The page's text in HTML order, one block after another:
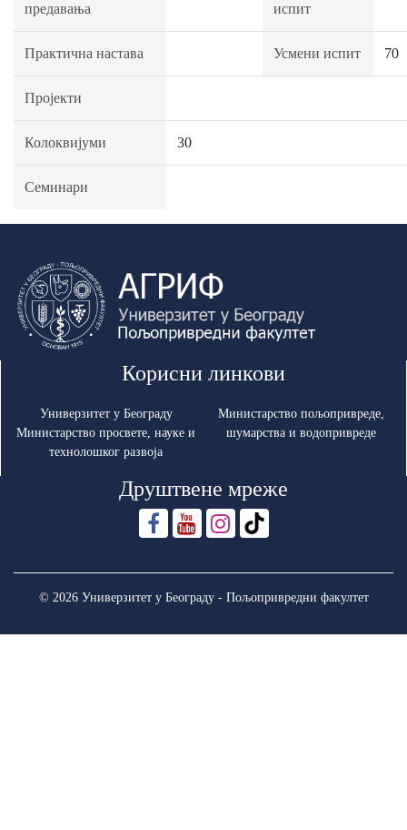
предавања
испит
Практична настава Усмени испит 70
Пројекти
Колоквијуми 30
Семинари
Корисни линкови
Универзитет у Београду
Министарство просвете, науке и
технолошког развоја
Министарство пољопривреде,
шумарства и водопривреде
Друштвене мреже
© 2026 Универзитет у Београду - Пољопривредни факултет